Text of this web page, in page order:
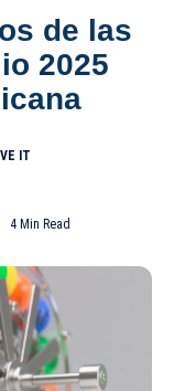
de las
2025
4 Min Read